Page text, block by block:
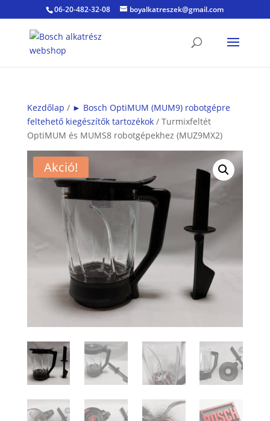
06-20-482-32-08 boyalkatreszek@gmail.com
Kezdőlap / ► Bosch OptiMUM (MUM9) robotgépre
feltehető kiegészítők tartozékok/ Turmixfeltét
OptiMUM és MUMS8 robotgépekhez (MUZ9MX2)
Akció!